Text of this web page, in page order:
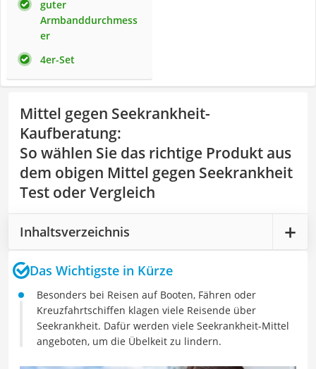
guter
Armbanddurchmess
er
4er-Set
Mittel gegen Seekrankheit-
Kaufberatung:
So wählen Sie das richtige Produkt aus
dem obigen Mittel gegen Seekrankheit
Test oder Vergleich
Inhaltsverzeichnis
Das Wichtigste in Kürze
Besonders bei Reisen auf Booten, Fähren oder
Kreuzfahrtschiffen klagen viele Reisende über
Seekrankheit. Dafür werden viele Seekrankheit-Mittel
angeboten, um die Übelkeit zu lindern.